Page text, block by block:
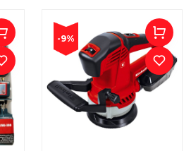
-9%